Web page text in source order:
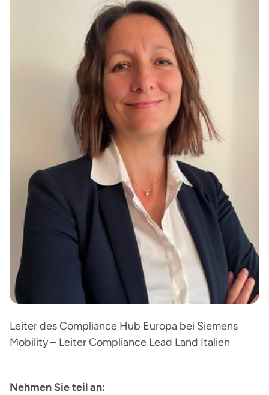
Unser Netzwerk
Unsere Gemeinschaft
Leiter des Compliance Hub Europa bei Siemens
Mobility – Leiter Compliance Lead Land Italien
Nehmen Sie teil an: